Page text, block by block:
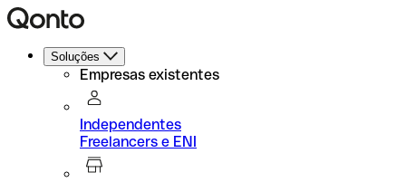
Soluções
Empresas existentes
Independentes
Freelancers e ENI